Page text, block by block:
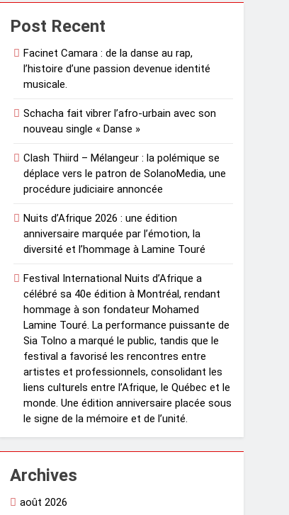
Post Recent
Facinet Camara : de la danse au rap,
l’histoire d’une passion devenue identité
musicale.
Schacha fait vibrer l’afro-urbain avec son
nouveau single « Danse »
Clash Thiird – Mélangeur : la polémique se
déplace vers le patron de SolanoMedia, une
procédure judiciaire annoncée
Nuits d’Afrique 2026 : une édition
anniversaire marquée par l’émotion, la
diversité et l’hommage à Lamine Touré
Festival International Nuits d’Afrique a
célébré sa 40e édition à Montréal, rendant
hommage à son fondateur Mohamed
Lamine Touré. La performance puissante de
Sia Tolno a marqué le public, tandis que le
festival a favorisé les rencontres entre
artistes et professionnels, consolidant les
liens culturels entre l’Afrique, le Québec et le
monde. Une édition anniversaire placée sous
le signe de la mémoire et de l’unité.
Archives
août 2026